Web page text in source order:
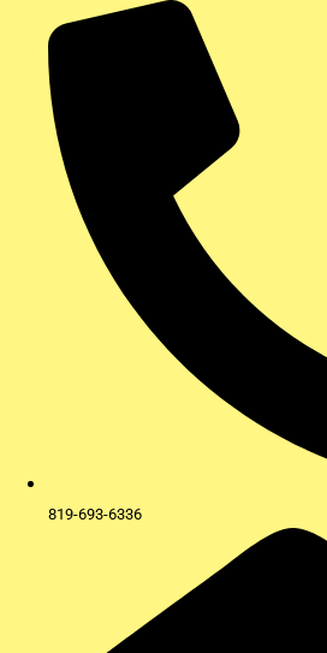
contenu
819-693-6336